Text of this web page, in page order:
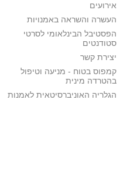
אירועים
העשרה והשראה באמנויות
הפסטיבל הבינלאומי לסרטי
סטודנטים
יצירת קשר
קמפוס בטוח - מניעה וטיפול
בהטרדה מינית
הגלריה האוניברסיטאית לאמנות